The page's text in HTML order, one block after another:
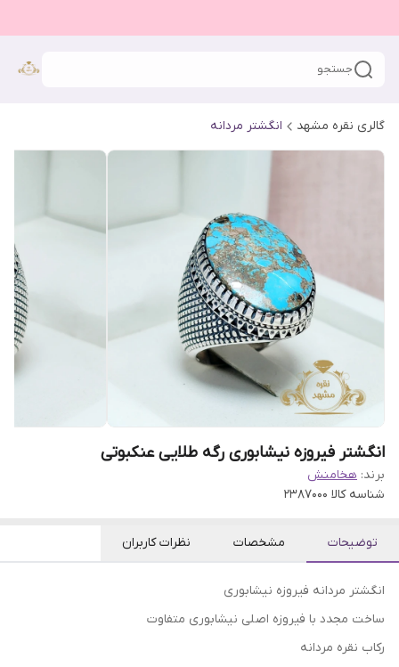
جستجو
گالری نقره مشهد انگشتر مردانه
انگشتر فیروزه نیشابوری رگه طلایی عنکبوتی
برند: هخامنش
شناسه کالا 2387000
توضیحات مشخصات نظرات کاربران
انگشتر مردانه فیروزه نیشابوری
ساخت مجدد با فیروزه اصلی نیشابوری متفاوت
رکاب نقره مردانه